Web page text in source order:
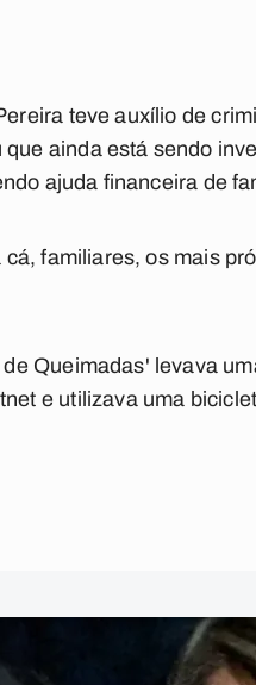
teve auxílio de
ainda está sendo
ajuda financeira de
familiares, os mais
Queimadas' levava
e utilizava uma